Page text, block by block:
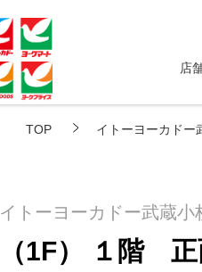
店
TOP イトーヨーカドー
イトーヨーカドー武蔵小
（1F） １階